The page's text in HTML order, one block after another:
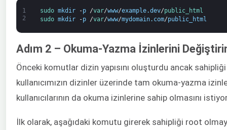
1
2
sudo mkdir -p /var/www/example.dev/public_html
sudo mkdir -p /var/www/mydomain. com/public_html
Adım 2 – Okuma-Yazma İzinlerini
Önceki komutlar dizin yapısını oluşturdu ancak
kullanıcımızın dizinler üzerinde tam okuma-yazma
kullanıcılarının da okuma izinlerine sahip olmasını
İlk olarak, aşağıdaki komutu girerek sahipliği root